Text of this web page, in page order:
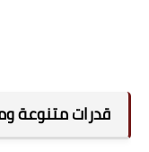
قدرات متنوعة